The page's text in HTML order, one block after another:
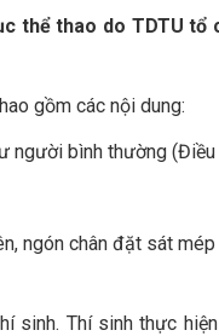
thể thao do TDTU tổ
gồm các nội dung:
người bình thường
ngón chân đặt sát
Thí sinh thực hiện